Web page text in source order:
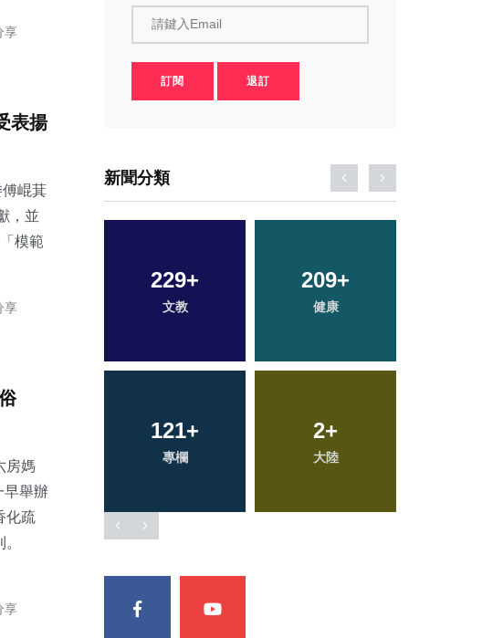
享
表揚
崐萁
，並
模範
享
房媽
早舉辦
化疏
享
請鍵入Email
訂閱 退訂
新聞分類
大陸
704+
綜合新聞
65+
宗教
76+
農業
408
社會